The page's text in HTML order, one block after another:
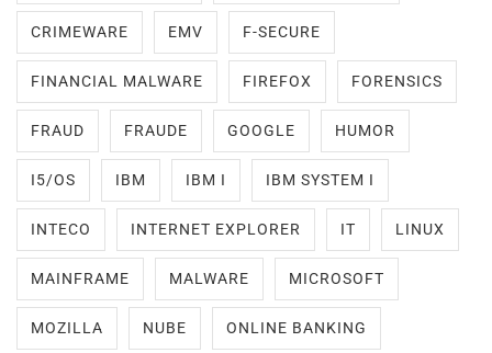
CRIMEWARE EMV F-SECURE
FINANCIAL MALWARE FIREFOX FORENSICS
FRAUD FRAUDE GOOGLE HUMOR
I5/OS IBM IBM I IBM SYSTEM I
INTECO INTERNET EXPLORER IT LINUX
MAINFRAME MALWARE MICROSOFT
MOZILLA NUBE ONLINE BANKING